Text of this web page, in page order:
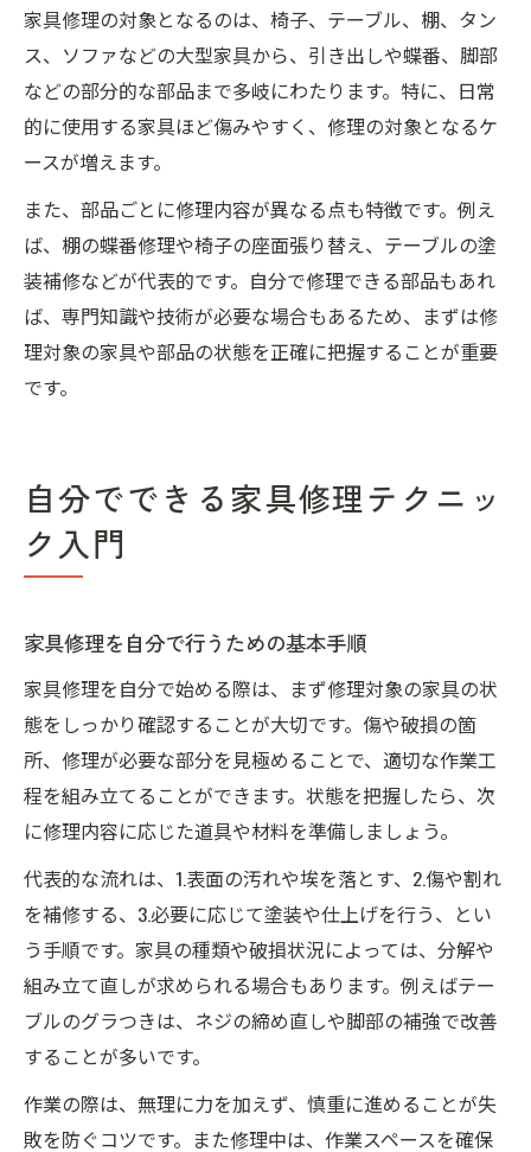
家具修理の対象となるのは、椅子、テーブル、棚、タン
ス、ソファなどの大型家具から、引き出しや蝶番、脚部
などの部分的な部品まで多岐にわたります。特に、日常
的に使用する家具ほど傷みやすく、修理の対象となるケ
ースが増えます。
また、部品ごとに修理内容が異なる点も特徴です。例え
ば、棚の蝶番修理や椅子の座面張り替え、テーブルの塗
装補修などが代表的です。自分で修理できる部品もあれ
ば、専門知識や技術が必要な場合もあるため、まずは修
理対象の家具や部品の状態を正確に把握することが重要
です。
自分でできる家具修理テクニッ
ク入門
家具修理を自分で行うための基本手順
家具修理を自分で始める際は、まず修理対象の家具の状
態をしっかり確認することが大切です。傷や破損の箇
所、修理が必要な部分を見極めることで、適切な作業工
程を組み立てることができます。状態を把握したら、次
に修理内容に応じた道具や材料を準備しましょう。
代表的な流れは、1.表面の汚れや埃を落とす、2.傷や割れ
を補修する、3.必要に応じて塗装や仕上げを行う、とい
う手順です。家具の種類や破損状況によっては、分解や
組み立て直しが求められる場合もあります。例えばテー
ブルのグラつきは、ネジの締め直しや脚部の補強で改善
することが多いです。
作業の際は、無理に力を加えず、慎重に進めることが失
敗を防ぐコツです。また修理中は、作業スペースを確保